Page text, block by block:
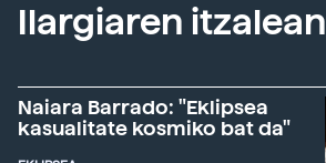
Ilargiaren itzalean
Naiara Barrado: "Eklipsea
kasualitate kosmiko bat da"